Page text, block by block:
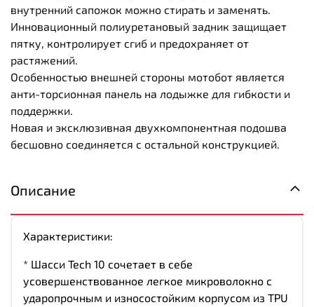
внутренний сапожок можно стирать и заменять.
Инновационный полиуретановый задник защищает
пятку, контролирует сгиб и предохраняет от
растяжений.
Особенностью внешней стороны мотобот является
анти-торсионная панель на лодыжке для гибкости и
поддержки.
Новая и эксклюзивная двухкомпонентная подошва
бесшовно соединяется с остальной конструкцией.
Описание
Характеристики:
* Шасси Tech 10 сочетает в себе
усовершенствованное легкое микроволокно с
ударопрочным и износостойким корпусом из TPU